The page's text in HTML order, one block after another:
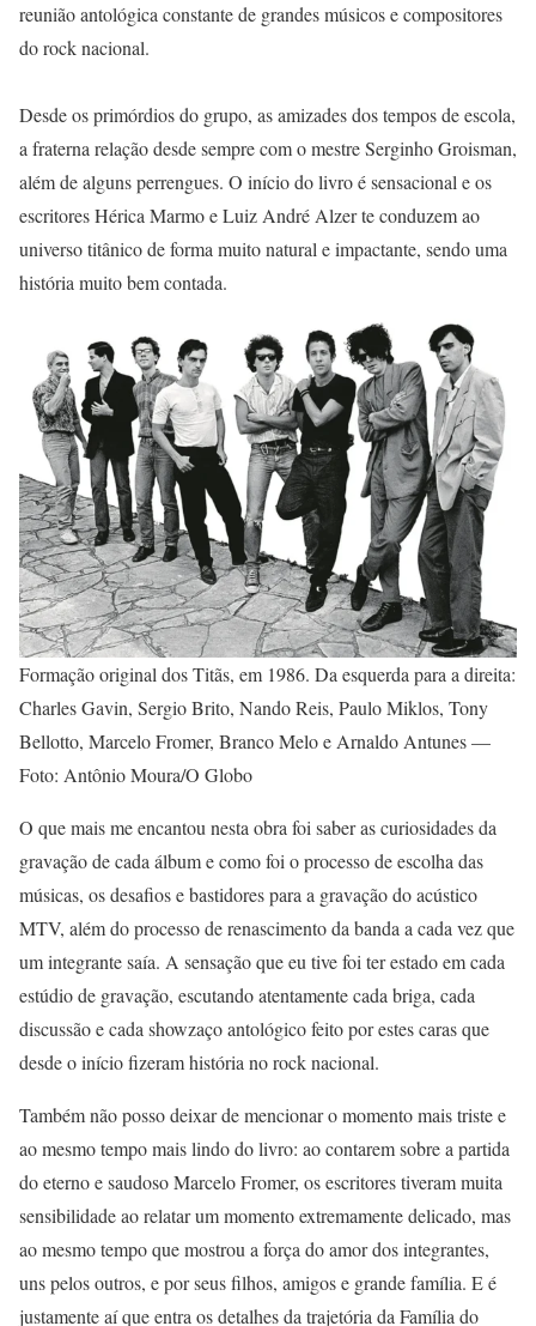
reunião antológica constante de grandes músicos e compositores
do rock nacional.
Desde os primórdios do grupo, as amizades dos tempos de escola,
a fraterna relação desde sempre com o mestre Serginho Groisman,
além de alguns perrengues. O início do livro é sensacional e os
escritores Hérica Marmo e Luiz André Alzer te conduzem ao
universo titânico de forma muito natural e impactante, sendo uma
história muito bem contada.
Formação original dos Titãs, em 1986. Da esquerda para a direita:
Charles Gavin, Sergio Brito, Nando Reis, Paulo Miklos, Tony
Bellotto, Marcelo Fromer, Branco Melo e Arnaldo Antunes —
Foto: Antônio Moura/O Globo
O que mais me encantou nesta obra foi saber as curiosidades da
gravação de cada álbum e como foi o processo de escolha das
músicas, os desafios e bastidores para a gravação do acústico
MTV, além do processo de renascimento da banda a cada vez que
um integrante saía. A sensação que eu tive foi ter estado em cada
estúdio de gravação, escutando atentamente cada briga, cada
discussão e cada showzaço antológico feito por estes caras que
desde o início fizeram história no rock nacional.
Também não posso deixar de mencionar o momento mais triste e
ao mesmo tempo mais lindo do livro: ao contarem sobre a partida
do eterno e saudoso Marcelo Fromer, os escritores tiveram muita
sensibilidade ao relatar um momento extremamente delicado, mas
ao mesmo tempo que mostrou a força do amor dos integrantes,
uns pelos outros, e por seus filhos, amigos e grande família. E é
justamente aí que entra os detalhes da trajetória da Família do